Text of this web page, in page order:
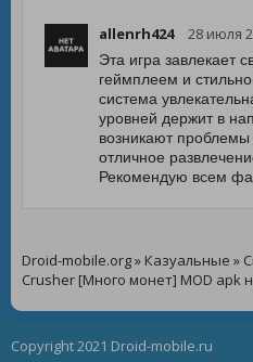
allenrh424 28 июля
Эта игра завлекает
геймплеем и
система
уровней держит в
возникают
отличное
Рекомендую всем
Droid-mobile.org» Казуальные »
Crusher [Много монет] MOD apk
Copyright 2021 Droid-mobile.ru